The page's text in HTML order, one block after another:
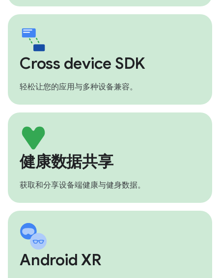
Cross device SDK
轻松让您的应用与多种设备兼容。
健康数据共享
获取和分享设备端健康与健身数据。
Android XR